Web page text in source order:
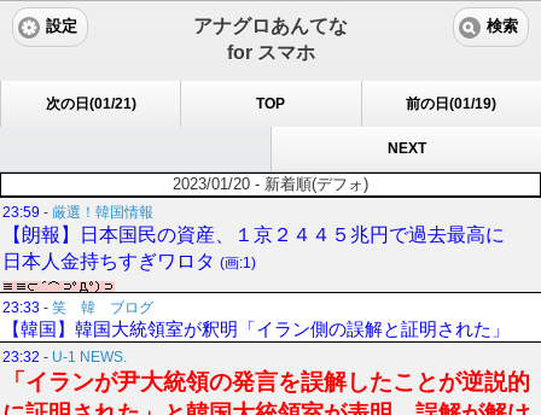
アナグロあんてな
for スマホ
設定 検索
次の日(01/21) TOP 前の日(01/19)
NEXT
2023/01/20 - 新着順(デフォ)
23:59 - 厳選！韓国情報
【朗報】日本国民の資産、１京２４４５兆円で過去最高に
日本人金持ちすぎワロタ (画:1)
23:33 - 笑 韓 ブログ
【韓国】韓国大統領室が釈明「イラン側の誤解と証明された」
23:32 - U-1 NEWS.
「イランが尹大統領の発言を誤解したことが逆説的